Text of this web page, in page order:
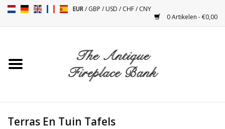
EUR/GBP /USD /CHF/CNY
0 Artikelen - €0,00
Toebehoren
Terras En Tuin Tafels